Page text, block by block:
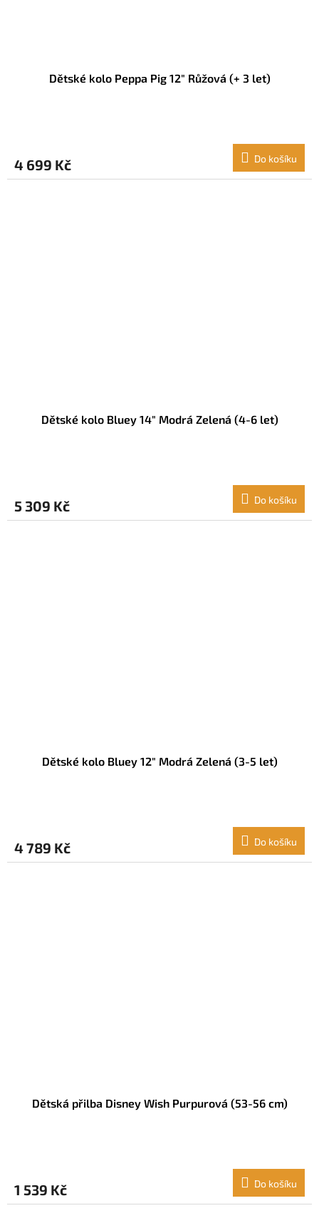
Dětské kolo Peppa Pig 12" Růžová (+ 3 let)
4 699 Kč Do košíku
Dětské kolo Bluey 14" Modrá Zelená (4-6 let)
5 309 Kč Do košíku
Dětské kolo Bluey 12" Modrá Zelená (3-5 let)
4 789 Kč Do košíku
Dětská přilba Disney Wish Purpurová (53-56 cm)
1 539 Kč Do košíku